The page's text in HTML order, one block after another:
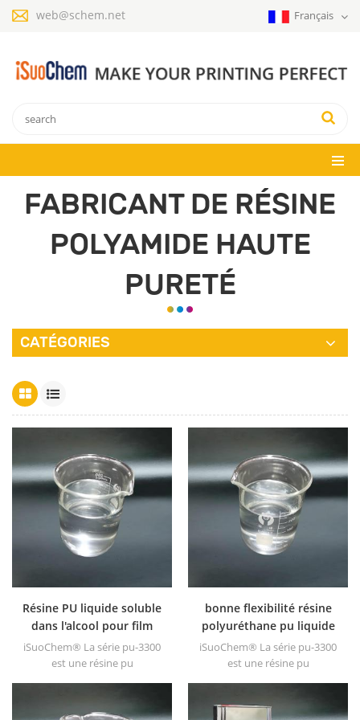
web@schem.net Français
FABRICANT DE RÉSINE
POLYAMIDE HAUTE
PURETÉ
CATÉGORIES
Résine PU liquide soluble
dans l'alcool pour film
d'emballage
iSuoChem® La série pu-3300
est une résine pu
contient ni solvant
bonne flexibilité résine
polyuréthane pu liquide
pour film composite
iSuoChem® La série pu-3300
est une résine pu
pu-300series pu est